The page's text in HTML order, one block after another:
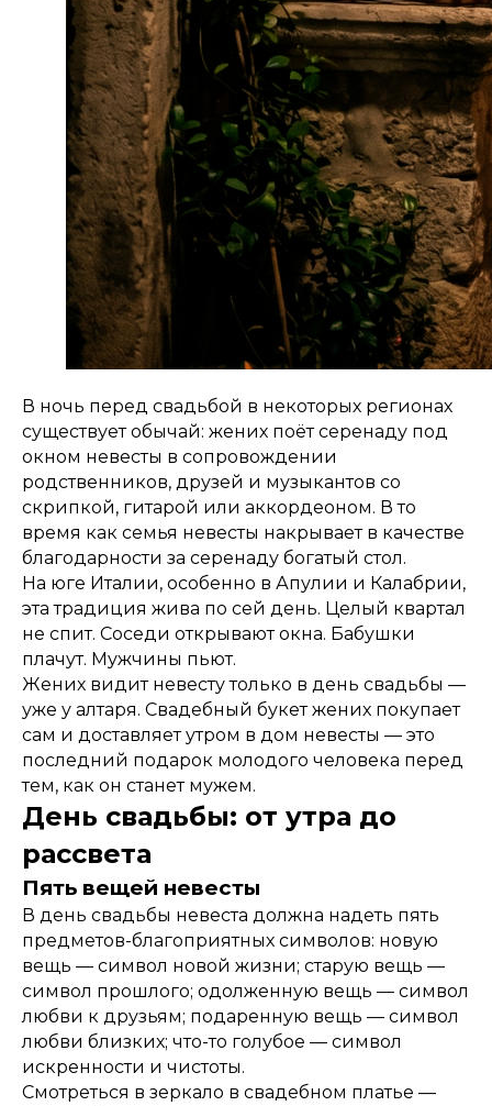
В ночь перед свадьбой в некоторых регионах
существует обычай: жених поёт серенаду под
окном невесты в сопровождении
родственников, друзей и музыкантов со
скрипкой, гитарой или аккордеоном. В то
время как семья невесты накрывает в качестве
благодарности за серенаду богатый стол.
На юге Италии, особенно в Апулии и Калабрии,
эта традиция жива по сей день. Целый квартал
не спит. Соседи открывают окна. Бабушки
плачут. Мужчины пьют.
Жених видит невесту только в день свадьбы —
уже у алтаря. Свадебный букет жених покупает
сам и доставляет утром в дом невесты — это
последний подарок молодого человека перед
тем, как он станет мужем.
День свадьбы: от утра до
рассвета
Пять вещей невесты
В день свадьбы невеста должна надеть пять
предметов-благоприятных символов: новую
вещь — символ новой жизни; старую вещь —
символ прошлого; одолженную вещь — символ
любви к друзьям; подаренную вещь — символ
любви близких; что-то голубое — символ
искренности и чистоты.
Смотреться в зеркало в свадебном платье —